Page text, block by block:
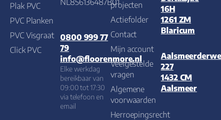
Plak PVC
PVC Planken
PVC Visgraat
Click PVC
0800 999 77
79
info@floorenmore.nl
Elke werkdag
bereikbaar van
09:00 tot 17:30
via telefoon en
email
projecten
Actiefolder
Contact
Mijn account
Veelgestelde
vragen
Algemene
voorwaarden
Herroepingsrecht
16H
1261 ZM
Blaricum
227
1432 CM
Aalsmeer